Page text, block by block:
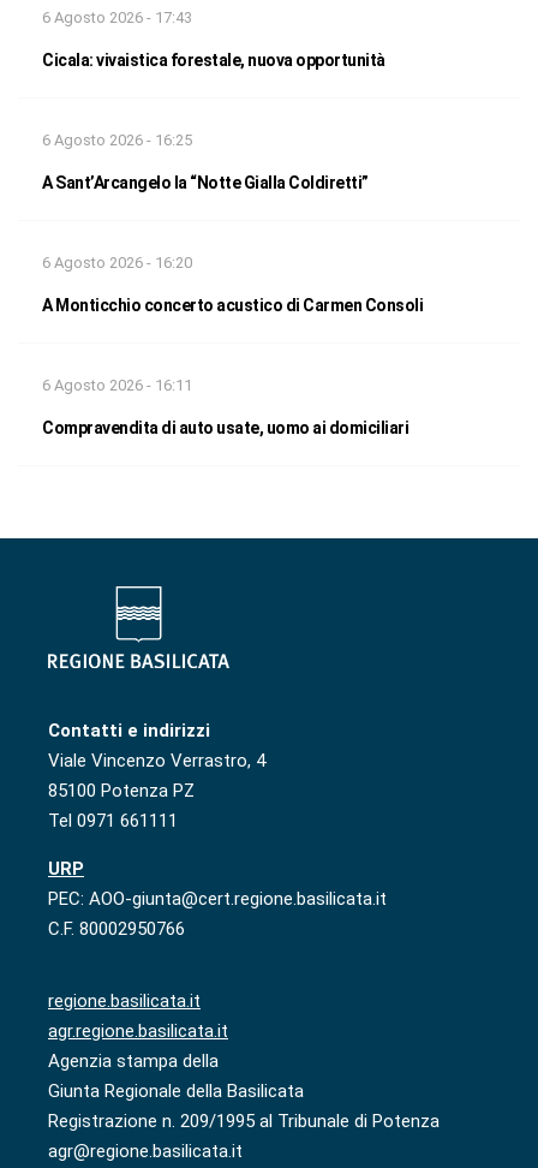
6 Agosto 2026 - 17:43
Cicala: vivaistica forestale, nuova opportunità
6 Agosto 2026 - 16:25
A Sant’Arcangelo la “Notte Gialla Coldiretti”
6 Agosto 2026 - 16:20
A Monticchio concerto acustico di Carmen Consoli
6 Agosto 2026 - 16:11
Compravendita di auto usate, uomo ai domiciliari
Contatti e indirizzi
Viale Vincenzo Verrastro, 4
85100 Potenza PZ
Tel 0971 661111
URP
PEC: AOO-giunta@cert.regione.basilicata.it
C.F. 80002950766
regione.basilicata.it
agr.regione.basilicata.it
Agenzia stampa della
Giunta Regionale della Basilicata
Registrazione n. 209/1995 al Tribunale di Potenza
agr@regione.basilicata.it